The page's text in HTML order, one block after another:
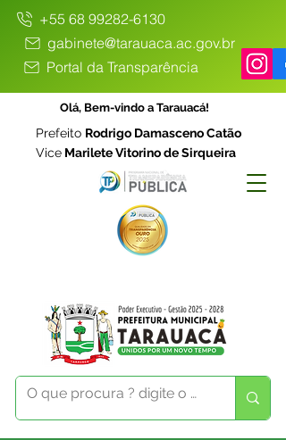
+55 68 99282-6130
gabinete@tarauaca.ac.gov.br
Portal da Transparência
Olá, Bem-vindo a Tarauacá!
Prefeito Rodrigo Damasceno Catão
Vice Marilete Vitorino de Sirqueira